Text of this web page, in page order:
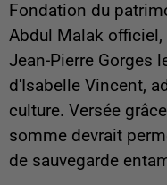
Fondation du
Abdul Malak
Jean-Pierre Gorges
d'Isabelle Vincent,
culture. Versée
somme devrait
de sauvegarde